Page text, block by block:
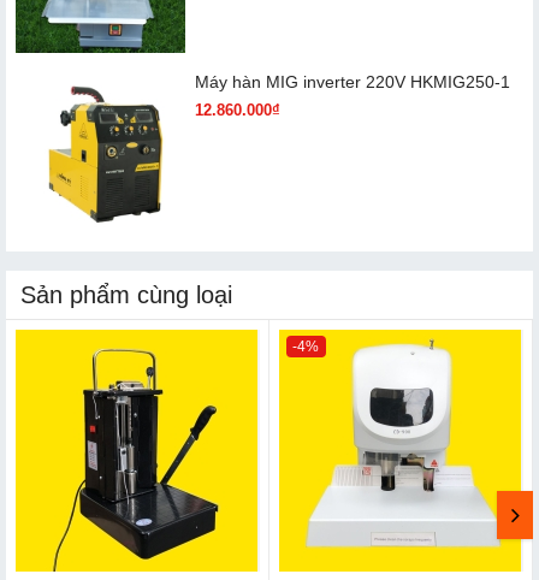
Máy hàn MIG inverter 220V HKMIG250-1
12.860.000₫
Sản phẩm cùng loại
-4%